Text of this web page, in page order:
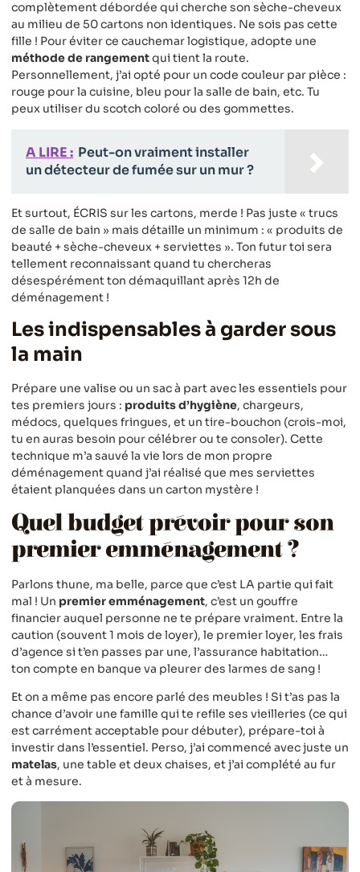
complètement débordée qui cherche son sèche-cheveux
au milieu de 50 cartons non identiques. Ne sois pas cette
fille ! Pour éviter ce cauchemar logistique, adopte une
méthode de rangementqui tient la route.
Personnellement, j’ai opté pour un code couleur par pièce :
rouge pour la cuisine, bleu pour la salle de bain, etc. Tu
peux utiliser du scotch coloré ou des gommettes.
A LIRE : Peut-on vraiment installer
un détecteur de fumée sur un mur ?
Et surtout, ÉCRIS sur les cartons, merde ! Pas juste « trucs
de salle de bain » mais détaille un minimum : « produits de
beauté + sèche-cheveux + serviettes ». Ton futur toi sera
tellement reconnaissant quand tu chercheras
désespérément ton démaquillant après 12h de
déménagement !
Les indispensables à garder sous
la main
Prépare une valise ou un sac à part avec les essentiels pour
tes premiers jours : produits d’hygiène, chargeurs,
médocs, quelques fringues, et un tire-bouchon (crois-moi,
tu en auras besoin pour célébrer ou te consoler). Cette
technique m’a sauvé la vie lors de mon propre
déménagement quand j’ai réalisé que mes serviettes
étaient planquées dans un carton mystère !
Quel budget prévoir pour son
premier emménagement ?
Parlons thune, ma belle, parce que c’est LA partie qui fait
mal ! Un premier emménagement, c’est un gouffre
financier auquel personne ne te prépare vraiment. Entre la
caution (souvent 1 mois de loyer), le premier loyer, les frais
d’agence si t’en passes par une, l’assurance habitation…
ton compte en banque va pleurer des larmes de sang !
Et on a même pas encore parlé des meubles ! Si t’as pas la
chance d’avoir une famille qui te refile ses vieilleries (ce qui
est carrément acceptable pour débuter), prépare-toi à
investir dans l’essentiel. Perso, j’ai commencé avec juste un
matelas, une table et deux chaises, et j’ai complété au fur
et à mesure.